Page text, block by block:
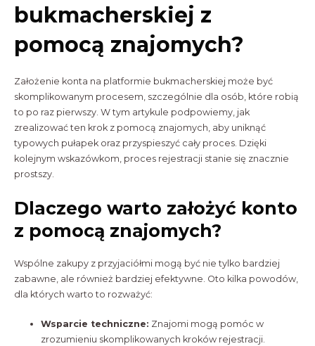
bukmacherskiej z
pomocą znajomych?
Założenie konta na platformie bukmacherskiej może być
skomplikowanym procesem, szczególnie dla osób, które robią
to po raz pierwszy. W tym artykule podpowiemy, jak
zrealizować ten krok z pomocą znajomych, aby uniknąć
typowych pułapek oraz przyspieszyć cały proces. Dzięki
kolejnym wskazówkom, proces rejestracji stanie się znacznie
prostszy.
Dlaczego warto założyć konto
z pomocą znajomych?
Wspólne zakupy z przyjaciółmi mogą być nie tylko bardziej
zabawne, ale również bardziej efektywne. Oto kilka powodów,
dla których warto to rozważyć:
Wsparcie techniczne: Znajomi mogą pomóc w
zrozumieniu skomplikowanych kroków rejestracji.